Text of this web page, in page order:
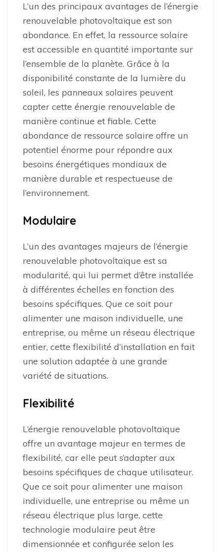
L’un des principaux avantages de l’énergie
renouvelable photovoltaïque est son
abondance. En effet, la ressource solaire
est accessible en quantité importante sur
l’ensemble de la planète. Grâce à la
disponibilité constante de la lumière du
soleil, les panneaux solaires peuvent
capter cette énergie renouvelable de
manière continue et fiable. Cette
abondance de ressource solaire offre un
potentiel énorme pour répondre aux
besoins énergétiques mondiaux de
manière durable et respectueuse de
l’environnement.
Modulaire
L’un des avantages majeurs de l’énergie
renouvelable photovoltaïque est sa
modularité, qui lui permet d’être installée
à différentes échelles en fonction des
besoins spécifiques. Que ce soit pour
alimenter une maison individuelle, une
entreprise, ou même un réseau électrique
entier, cette flexibilité d’installation en fait
une solution adaptée à une grande
variété de situations.
Flexibilité
L’énergie renouvelable photovoltaïque
offre un avantage majeur en termes de
flexibilité, car elle peut s’adapter aux
besoins spécifiques de chaque utilisateur.
Que ce soit pour alimenter une maison
individuelle, une entreprise ou même un
réseau électrique plus large, cette
technologie modulaire peut être
dimensionnée et configurée selon les